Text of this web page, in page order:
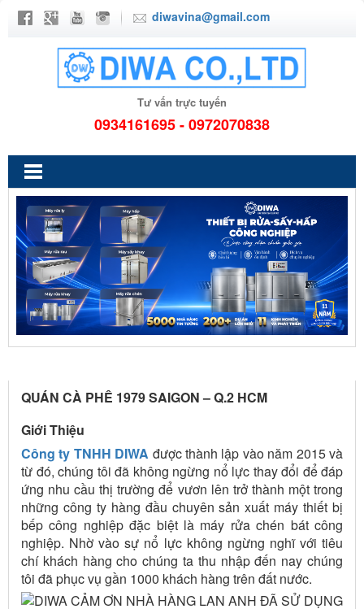
diwavina@gmail.com
Tư vấn trực tuyến
0934161695 - 0972070838
– Q.2 HCM
QUÁN CÀ PHÊ 1979 SAIGON – Q.2 HCM
Giới Thiệu
Công ty TNHH DIWA được thành lập vào năm 2015 và
từ đó, chúng tôi đã không ngừng nổ lực thay đổi để đáp
ứng nhu cầu thị trường để vươn lên trở thành một trong
những công ty hàng đầu chuyên sản xuất máy thiết bị
bếp công nghiệp đặc biệt là máy rửa chén bát công
nghiệp. Nhờ vào sự nổ lực không ngừng nghĩ với tiêu
chí khách hàng cho chúng ta thu nhập đến nay chúng
tôi đã phục vụ gần 1000 khách hàng trên đất nước.